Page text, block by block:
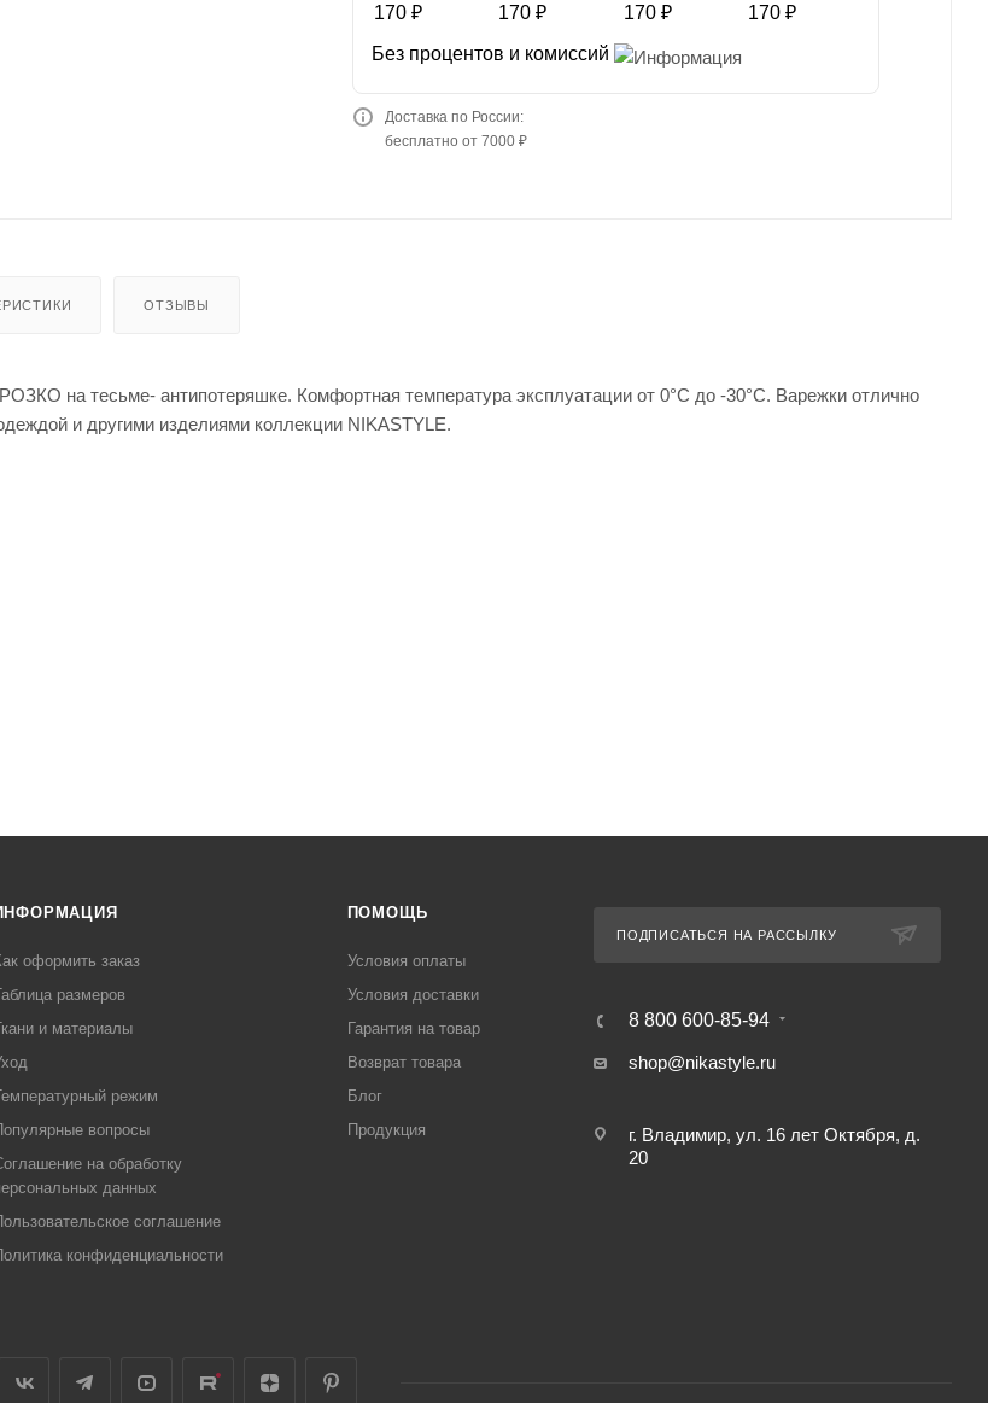
170 ₽ 170 ₽ 170 ₽
170 ₽
Без процентов и комиссий
Доставка по России:
бесплатно от 7000 ₽
ОТЗЫВЫ
на тесьме- антипотеряшке. Комфортная температура эксплуатации от 0°С до -30°С. Варежки отлично
и другими изделиями коллекции NIKASTYLE.
оформить заказ
размеров
и материалы
режим
вопросы
на обработку
данных
соглашение
конфиденциальности
ПОМОЩЬ
Условия оплаты
Условия доставки
Гарантия на товар
Возврат товара
Блог
Продукция
ПОДПИСАТЬСЯ НА РАССЫЛКУ
8 800 600-85-94
shop@nikastyle.ru
г. Владимир, ул. 16 лет Октября, д.
20